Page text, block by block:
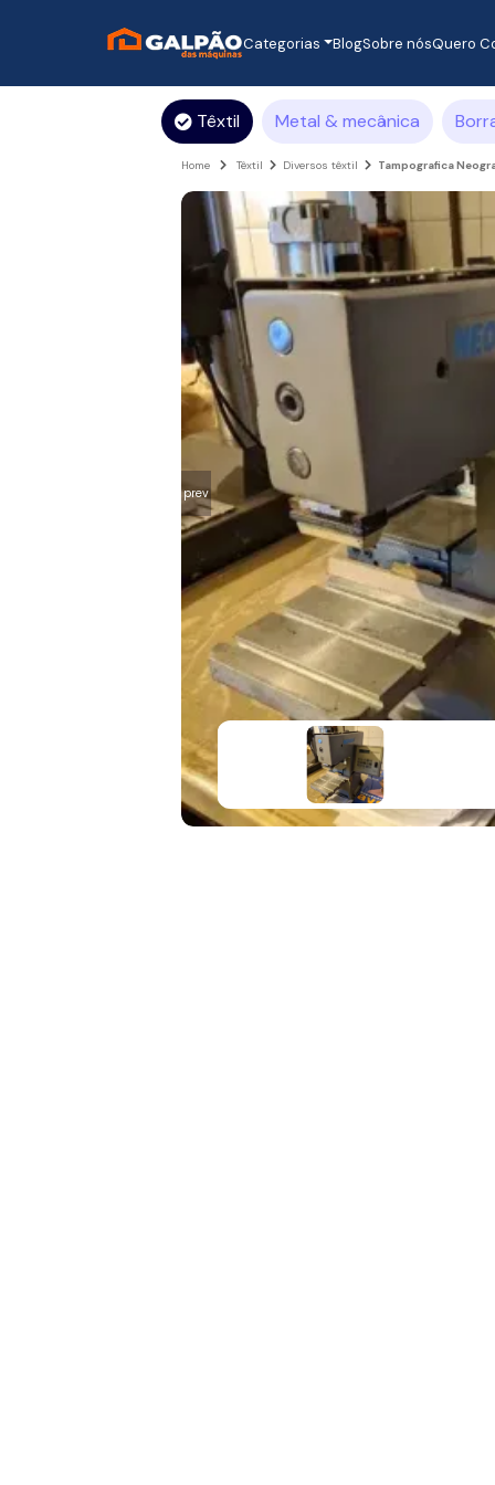
Categorias BlogSobre nósQuero
Têxtil Metal & mecânica
Home Têxtil Diversos têxtil Tampografica
prev